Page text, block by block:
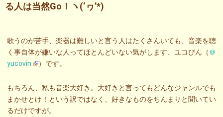
る人は当然Go！ヽ(‘ヮ’*)ゝ
歌うのが苦手、楽器は難しいと言う人はたくさんいても、音楽を聴
く事自体が嫌いな人ってほとんどいない気がします、ユコびん（ ＠
yucovin
）です。
もちろん、私も音楽大好き。大好きと言ってもどんなジャンルでも
まかせとけ！という訳ではなく、好きなものをちんまりと聞いてい
るだけですが。